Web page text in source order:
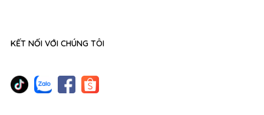
KẾT NỐI VỚI CHÚNG TÔI